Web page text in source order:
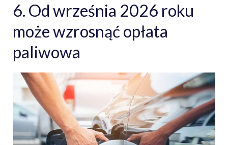
6. Od września 2026 roku
może wzrosnąć opłata
paliwowa